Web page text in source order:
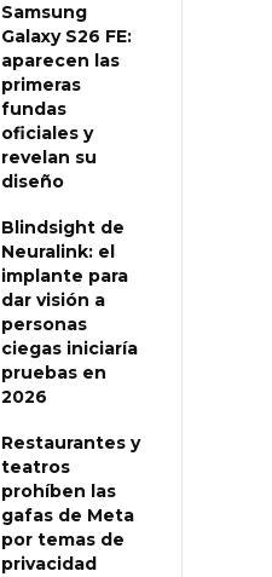
Samsung
Galaxy S26 FE:
aparecen las
primeras
fundas
oficiales y
revelan su
diseño
Blindsight de
Neuralink: el
implante para
dar visión a
personas
ciegas iniciaría
pruebas en
2026
Restaurantes y
teatros
prohíben las
gafas de Meta
por temas de
privacidad